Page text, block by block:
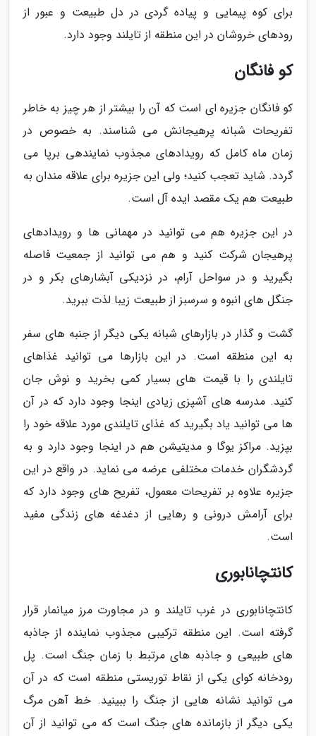
برای کوه پیمایی و پیاده گردی در دل طبیعت و عبور از
رودهای خروشان در این منطقه از تایلند وجود دارد.
کو فانگان
کو فانگان جزیره ای است که آن را بیشتر از هر چیز به خاطر
تفریحات شبانه پرهیجانش می شناسند. به خصوص در
زمان ماه کامل که رویدادهای مجذوب نمایندهی برپا می
گردد. شاید تعجب کنید؛ ولی این جزیره برای علاقه مندان به
طبیعت هم یک مقصد ایده آل است.
در این جزیره هم می توانید در مهمانی ها و رویدادهای
پرهیجان شرکت کنید و هم می توانید از جمعیت فاصله
بگیرید و در سواحل آرام، در نزدیکی آبشارهای بکر و در
جنگل های انبوه و سرسبز از طبیعت زیبا لذت ببرید.
گشت و گذار در بازارهای شبانه یکی دیگر از جنبه های سفر
به این منطقه است. در این بازارها می توانید غذاهای
تایلندی را با قیمت های بسیار کمی بخرید و نوش جان
کنید. مدرسه های آشپزی زیادی اینجا وجود دارد که در آن
ها می توانید یاد بگیرید که غذای تایلندی مورد علاقه خود را
بپزید. مراکز یوگا و مدیتیشن هم در اینجا وجود دارد و به
گردشگران خدمات مختلفی عرضه می نماید. در واقع در این
جزیره علاوه بر تفریحات معمول، تفریح های وجود دارد که
برای آرامش درونی و رهایی از دغدغه های زندگی مفید
است.
کانتچانابوری
کانتچانابوری در غرب تایلند و در مجاورت مرز میانمار قرار
گرفته است. این منطقه ترکیبی مجذوب نماینده از جاذبه
های طبیعی و جاذبه های مرتبط با زمان جنگ است. پل
رودخانه کوای یکی از نقاط توریستی منطقه است که در آن
می توانید نشانه هایی از جنگ را ببینید. خط آهن مرگ
یکی دیگر از بازمانده های جنگ است که می توانید از آن